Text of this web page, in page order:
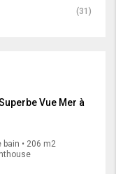
(31)
Vue Mer à
bain • 206 m2